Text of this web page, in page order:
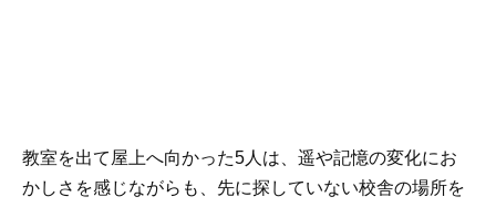
教室を出て屋上へ向かった5人は、遥や記憶の変化にお
かしさを感じながらも、先に探していない校舎の場所を